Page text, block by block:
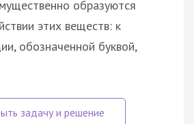
образуются
этих веществ: к
обозначенной буквой,